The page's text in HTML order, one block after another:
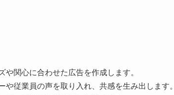
や関心に合わせた広告を作成します。
や従業員の声を取り入れ、共感を生み出します。